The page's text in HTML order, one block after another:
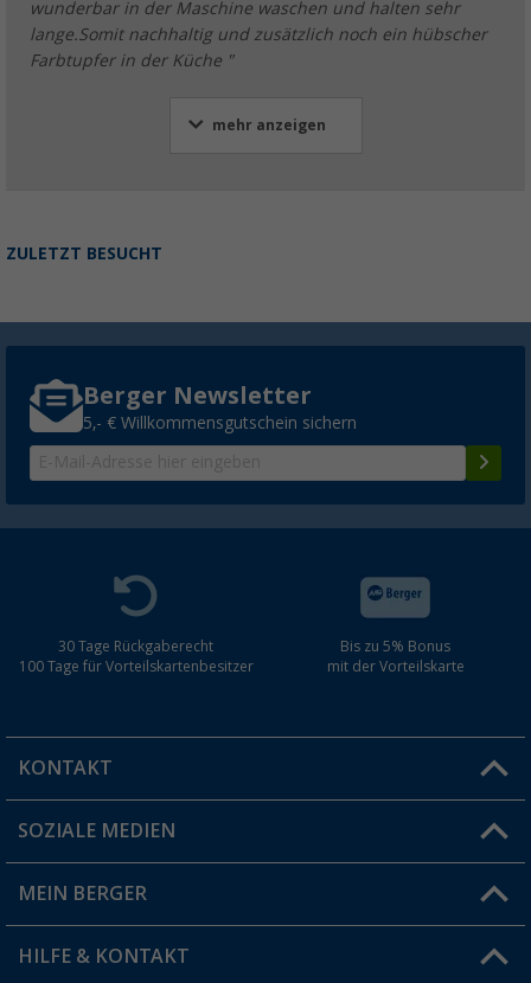
wunderbar in der Maschine waschen und halten sehr
lange.Somit nachhaltig und zusätzlich noch ein hübscher
Farbtupfer in der Küche "
mehr anzeigen
ZULETZT BESUCHT
Berger Newsletter
5,- € Willkommensgutschein sichern
30 Tage Rückgaberecht
100 Tage für Vorteilskartenbesitzer
Bis zu 5% Bonus
mit der Vorteilskarte
KONTAKT
Du hast eine Frage?
Filiale finden
SOZIALE MEDIEN
MEIN BERGER
Vorteilskarte
HILFE & KONTAKT